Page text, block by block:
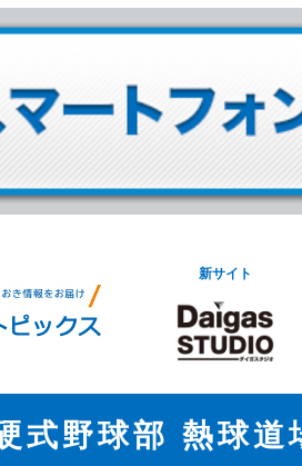
新サイト
式野球部 熱球